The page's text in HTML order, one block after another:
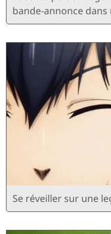
bande-annonce dans
Se réveiller sur une